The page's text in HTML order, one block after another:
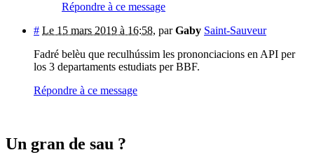
Répondre à ce message
# Le 15 mars 2019 à 16:58, parGaby Saint-Sauveur
Fadré belèu que reculhússim les prononciacions en API per
los 3 departaments estudiats per BBF.
Répondre à ce message
Un gran de sau ?